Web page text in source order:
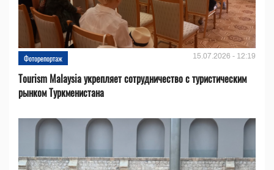
Фоторепортаж 15.07.2026 - 12:19
Tourism Malaysia укрепляет сотрудничество с туристическим
рынком Туркменистана